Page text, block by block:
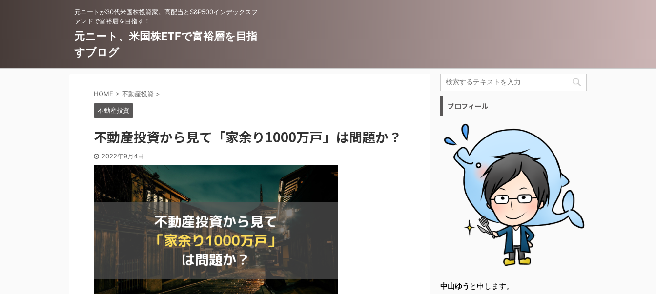
元ニートが30代米国株投資家。高配当とS&P500インデックスフ
ァンドで富裕層を目指す！
元ニート、米国株ETFで富裕層を目指
すブログ
HOME > 不動産投資 >
不動産投資
不動産投資から見て「家余り1000万戸」は問題か？
2022年9月4日
プロフィール
中山ゆう と申します。